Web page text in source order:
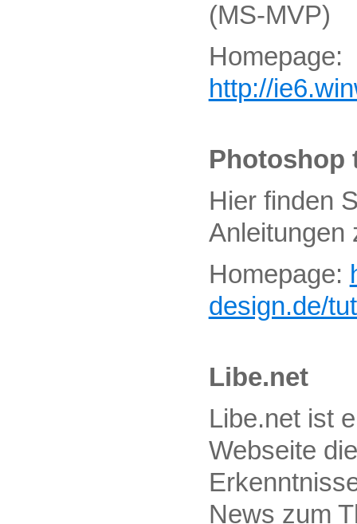
(MS-MVP)
Homepage:
http://
Photoshop
Hier finden
Anleitungen
Homepage:
design.de/
Libe.net
Libe.net ist
Webseite
News zum